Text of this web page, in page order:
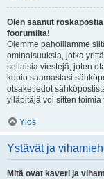
Olen saanut
foorumilta!
Olemme pahoillamme
ominaisuuksia, jotka
sellaisia viestejä, joten
kopio saamastasi
otsaketiedot
ylläpitäjä voi sitten toimia
Ylös
Ystävät ja
Mitä ovat kaveri ja